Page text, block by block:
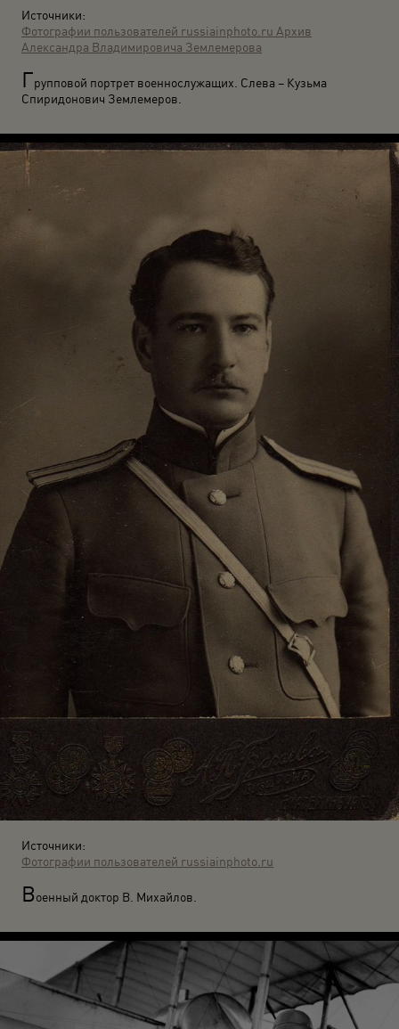
Источники:
Фотографии пользователей russiainphoto.ru Архив
Александра Владимировича Землемерова
Групповой портрет военнослужащих. Слева – Кузьма
Спиридонович Землемеров.
Источники:
Фотографии пользователей russiainphoto.ru
Военный доктор В. Михайлов.